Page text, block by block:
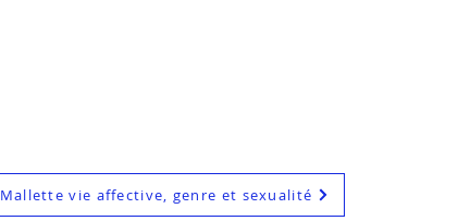
Mallette vie affective, genre et sexualité